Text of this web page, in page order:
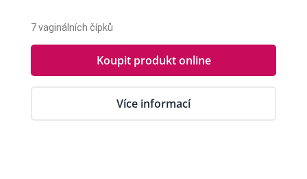
7 vaginálních čípků
Koupit produkt online
Více informací